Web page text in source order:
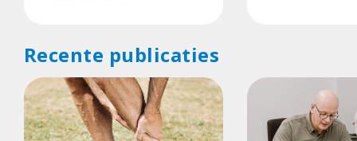
Recente publicaties